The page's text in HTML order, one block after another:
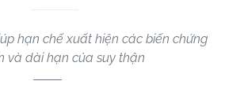
hạn chế xuất hiện các biến chứng
và dài hạn của suy thận